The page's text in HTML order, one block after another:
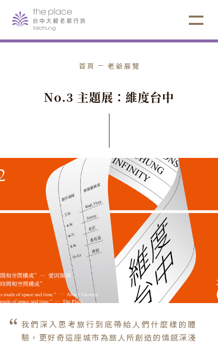
首頁 老爺展覽
No.3 主題展 ： 維度台中
我們深入思考旅行到底帶給人們什麼樣的體
驗，更好奇這座城市為旅人所創造的情感深淺